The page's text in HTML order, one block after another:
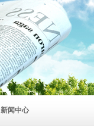
新闻中心